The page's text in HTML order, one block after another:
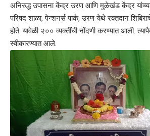
अनिरुद्ध उपासना केंद्र उरण आणि मुळेखंड केंद्र
परिषद शाळा, पेन्शनर्स पार्क, उरण येथे रक्तदान
होते. यावेळी २०० व्यक्तींची नोंदणी करण्यात आली.
स्वीकारण्यात आले.